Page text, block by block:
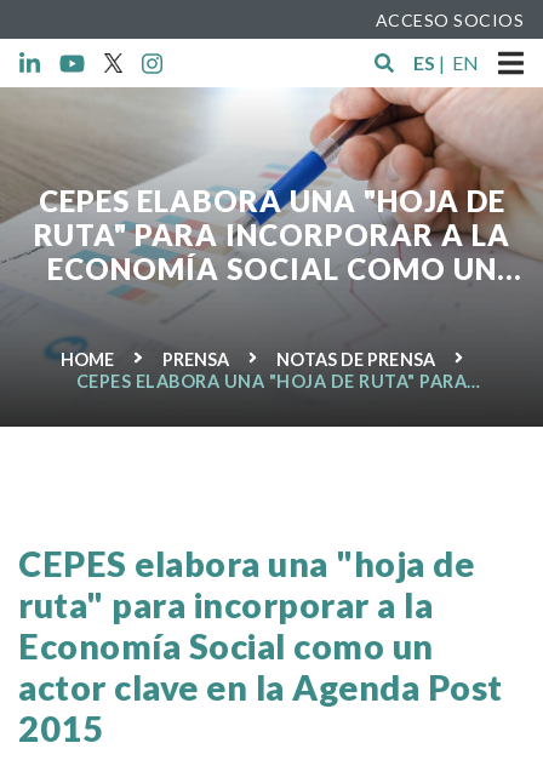
ACCESO SOCIOS
ES | EN
CEPES ELABORA UNA "HOJA DE
RUTA" PARA INCORPORAR A LA
ECONOMÍA SOCIAL COMO UN
ACTOR CLAVE EN LA AGENDA
POST 2015
HOME PRENSA
NOTAS DE PRENSA
CEPES ELABORA UNA "HOJA DE RUTA" PARA
ACTOR CLAVE EN LA AGENDA POST 2015
CEPES elabora una "hoja de
ruta" para incorporar a la
Economía Social como un
actor clave en la Agenda Post
2015